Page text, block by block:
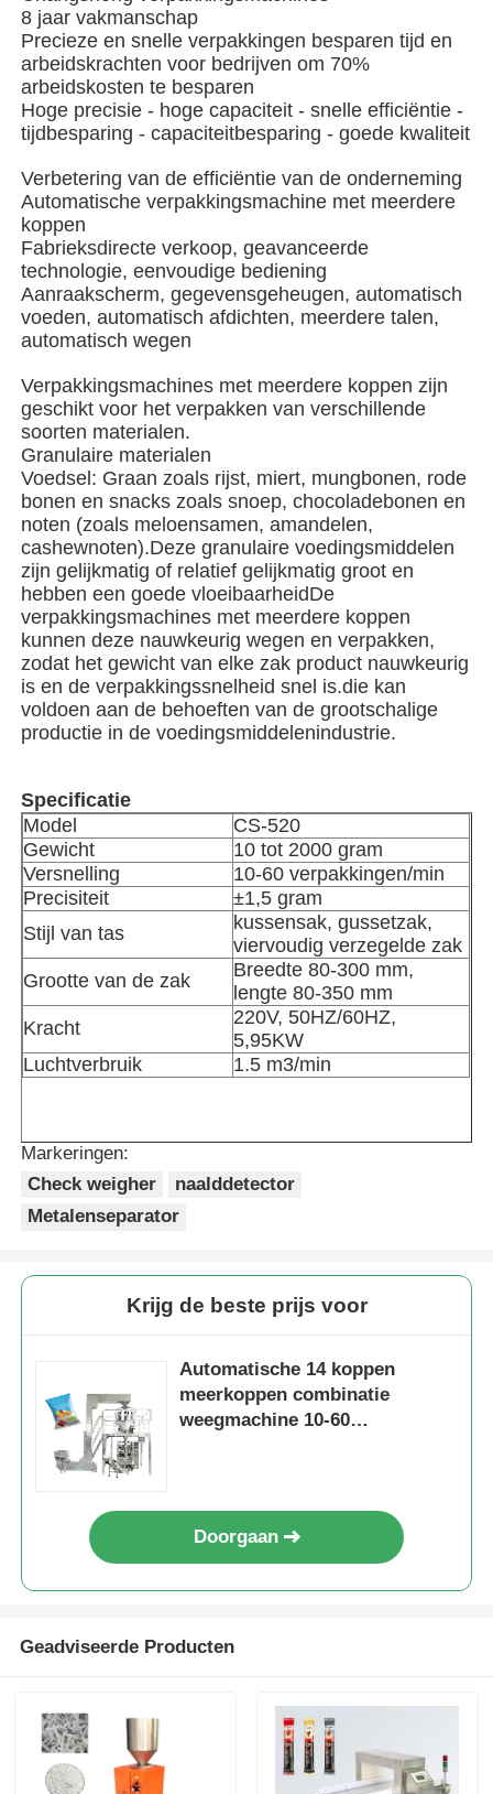
Verpakkingsmachine voor meerdere rijstroken
Dehydrerende Inserter-Machine
Kaarttelmachine
Verpakkingsmachines
kartonmachine
vulmachine
bolmachine
Netzakverpakkingsmachine
de verpakkingsmachine van de netwerkzak
Verticale Verpakkingsmachine
Verpakkingsmachine voor visueel tellen
Verpakkingsmachine voor weegmachines met
Poeder verpakkingsmachine
Andere automaat
Verpakkingsmateriaal
8 jaar vakmanschap
Precieze en snelle verpakkingen besparen tijd en
arbeidskrachten voor bedrijven om 70%
arbeidskosten te besparen
Hoge precisie - hoge capaciteit - snelle efficiëntie -
tijdbesparing - capaciteitbesparing - goede kwaliteit
Verbetering van de efficiëntie van de onderneming
Automatische verpakkingsmachine met meerdere
koppen
Fabrieksdirecte verkoop, geavanceerde
technologie, eenvoudige bediening
Aanraakscherm, gegevensgeheugen, automatisch
voeden, automatisch afdichten, meerdere talen,
automatisch wegen
Verpakkingsmachines met meerdere koppen zijn
geschikt voor het verpakken van verschillende
soorten materialen.
Granulaire materialen
Voedsel: Graan zoals rijst, miert, mungbonen, rode
bonen en snacks zoals snoep, chocoladebonen en
noten (zoals meloensamen, amandelen,
cashewnoten).Deze granulaire voedingsmiddelen
zijn gelijkmatig of relatief gelijkmatig groot en
hebben een goede vloeibaarheidDe
verpakkingsmachines met meerdere koppen
kunnen deze nauwkeurig wegen en verpakken,
zodat het gewicht van elke zak product nauwkeurig
is en de verpakkingssnelheid snel is.die kan
voldoen aan de behoeften van de grootschalige
productie in de voedingsmiddelenindustrie.
Specificatie
Model
CS-520
Gewicht
10 tot 2000 gram
Versnelling
10-60 verpakkingen/min
Precisiteit
±1,5 gram
Stijl van tas
kussensak, gussetzak,
viervoudig verzegelde zak
Grootte van de zak
Breedte 80-300 mm,
lengte 80-350 mm
Kracht
220V, 50HZ/60HZ,
5,95KW
Luchtverbruik
1.5 m3/min
Markeringen:
Check weigher
naalddetector
Metalenseparator
Krijg de beste prijs voor
Automatische 14 koppen
meerkoppen combinatie
weegmachine 10-60
Doorgaan
Geadviseerde Producten